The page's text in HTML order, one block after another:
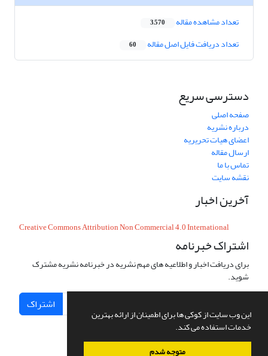
این وب سایت از کوکی ها برای اطمینان از ارائه بهترین
خدمات استفاده می کند.
متوجه شدم
تعداد مشاهده مقاله 3,570
تعداد دریافت فایل اصل مقاله 60
دسترسی سریع
صفحه اصلی
درباره نشریه
اعضای هیات تحریریه
ارسال مقاله
تماس با ما
نقشه سایت
آخرین اخبار
Creative Commons Attribution Non Commercial 4.0 International
اشتراک خبرنامه
برای دریافت اخبار و اطلاعیه های مهم نشریه در خبرنامه نشریه مشترک
شوید.
اشتراک